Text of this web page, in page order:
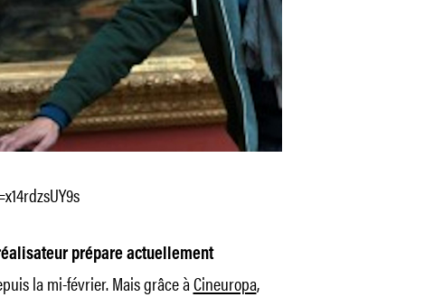
prépare actuellement
la mi-février. Mais grâce àCineuropa,